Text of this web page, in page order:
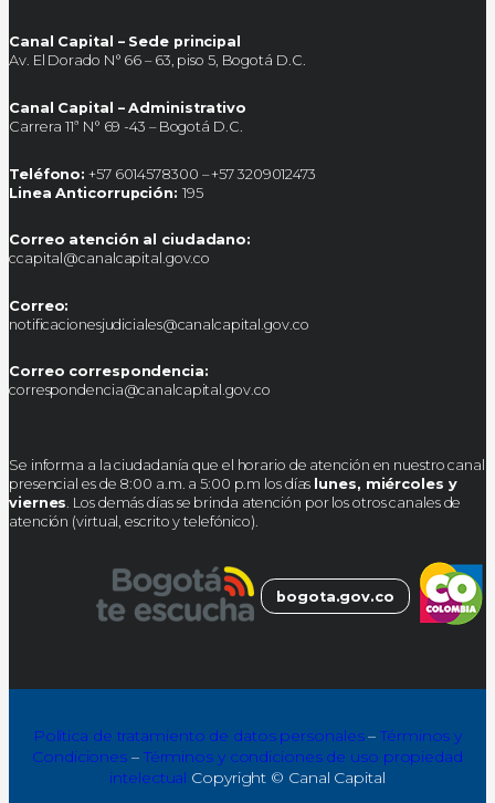
Canal Capital – Sede principal
Av. El Dorado N° 66 – 63, piso 5, Bogotá D.C.
Canal Capital – Administrativo
Carrera 11ª N° 69 -43 – Bogotá D.C.
Teléfono: +57 6014578300 – +57 3209012473
Linea Anticorrupción: 195
Correo atención al ciudadano:
ccapital@canalcapital.gov.co
Correo:
notificacionesjudiciales@canalcapital.gov.co
Correo correspondencia:
correspondencia@canalcapital.gov.co
Se informa a la ciudadanía que el horario de atención en nuestro canal
presencial es de 8:00 a.m. a 5:00 p.m los días lunes, miércoles y
viernes. Los demás días se brinda atención por los otros canales de
atención (virtual, escrito y telefónico).
bogota.gov.co
Política de tratamiento de datos personales–Términos y
Condiciones –Términos y condiciones de uso propiedad
intelectual Copyright © Canal Capital